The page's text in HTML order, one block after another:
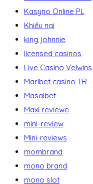
Kasyno Online PL
Khiếu nại
king johnnie
licensed casinos
Live Casino Velwins
Maribet casino TR
Masalbet
Maxi reviewe
mini-review
Mini-reviews
mombrand
mono brand
mono slot